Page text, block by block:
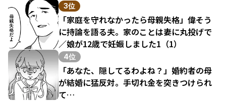
3位
「家庭を守れなかったら母親失格」偉そう
に持論を語る夫。家のことは妻に丸投げで
／娘が12歳で妊娠しました1（1）
4位
「あなた、隠してるわよね？」婚約者の母
が結婚に猛反対。手切れ金を突きつけられ
て…